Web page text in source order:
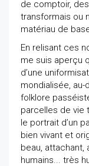
de comptoir,
transformais ou
matériau de
En relisant ces
me suis aperçu
d’une
mondialisée, au-
folklore
parcelles de vie
le portrait d’un
bien vivant et
beau, attachant,
humains... très